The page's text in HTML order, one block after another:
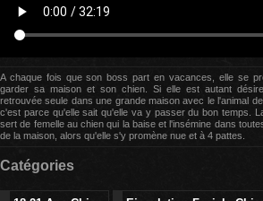
A chaque fois que son boss part en vacances, elle se
garder sa maison et son chien. Si elle est autant
retrouvée seule dans une grande maison avec le l'animal
c'est parce qu'elle sait qu'elle va y passer du bon temps.
sert de femelle au chien qui la baise et l'insémine dans
de la maison, alors qu'elle s'y promène nue et à 4 pattes.
Catégories